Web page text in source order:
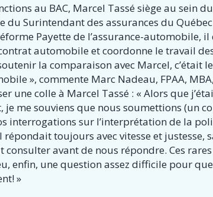
au BAC, Marcel Tassé siège au sein
du Surintendant des assurances du
Payette de l’assurance-automobile,
automobile et coordonne le travail
la comparaison avec Marcel, c’était
», commente Marc Nadeau, FPAA,
une colle à Marcel Tassé : « Alors que
je me souviens que nous soumettions (un
interrogations sur l’interprétation de la
toujours avec vitesse et justesse,
consulter avant de nous répondre. Ces
enfin, une question assez difficile pour
»